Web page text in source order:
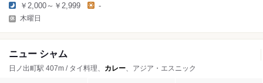
￥2,000～￥2,999 -
木曜日
ニュー シャム
日ノ出町駅 407m / タイ料理、 カレー 、アジア・エスニック